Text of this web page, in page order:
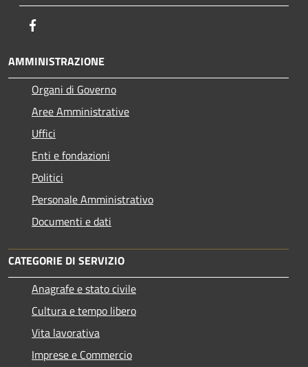
AMMINISTRAZIONE
Organi di Governo
Aree Amministrative
Uffici
Enti e fondazioni
Politici
Personale Amministrativo
Documenti e dati
CATEGORIE DI SERVIZIO
Anagrafe e stato civile
Cultura e tempo libero
Vita lavorativa
Imprese e Commercio